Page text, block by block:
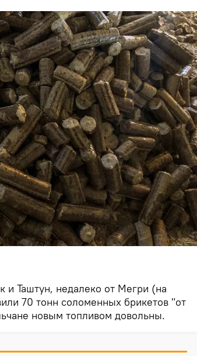
и Таштун, недалеко от Мегри (на
70 тонн соломенных брикетов "от
новым топливом довольны.